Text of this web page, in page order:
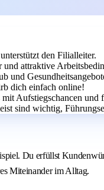
den Filialleiter.
attraktive
und
dich einfach online!
Aufstiegschancen und
sind wichtig,
Du erfüllst
Miteinander im Alltag.